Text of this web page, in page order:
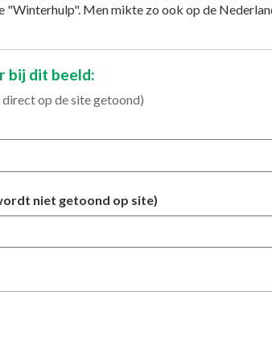
"Winterhulp". Men mikte zo ook op de
bij dit beeld:
op de site getoond)
niet getoond op site)